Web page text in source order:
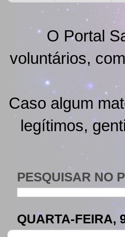
O Portal
voluntários,
Caso algum
legítimos,
PESQUISAR NO
QUARTA-FEIRA,